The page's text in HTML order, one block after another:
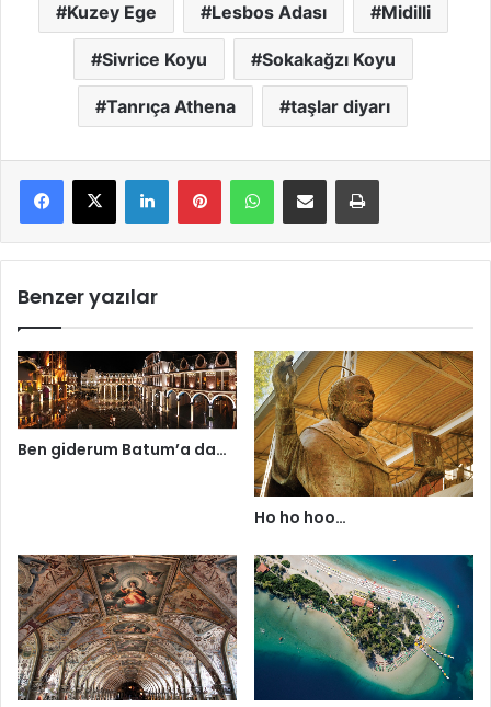
Kuzey Ege Lesbos Adası Midilli
Sivrice Koyu Sokakağzı Koyu
Tanrıça Athena taşlar diyarı
Benzer yazılar
Ben giderum Batum’a da…
Ho ho hoo…